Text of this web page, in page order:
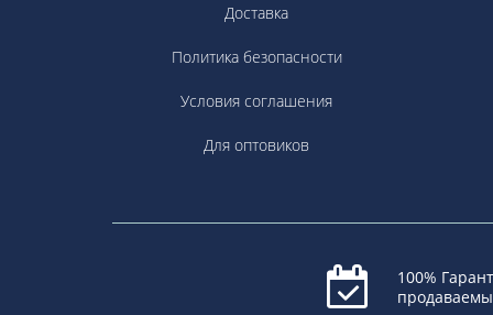
Доставка
Политика безопасности
Условия соглашения
Для оптовиков
100%